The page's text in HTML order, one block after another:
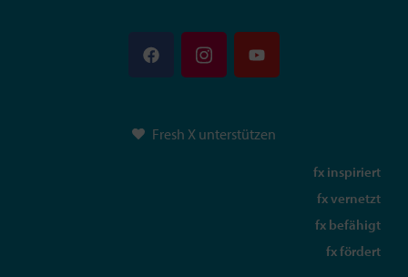
Fresh X unterstützen
fx inspiriert
fx vernetzt
fx befähigt
fx fördert